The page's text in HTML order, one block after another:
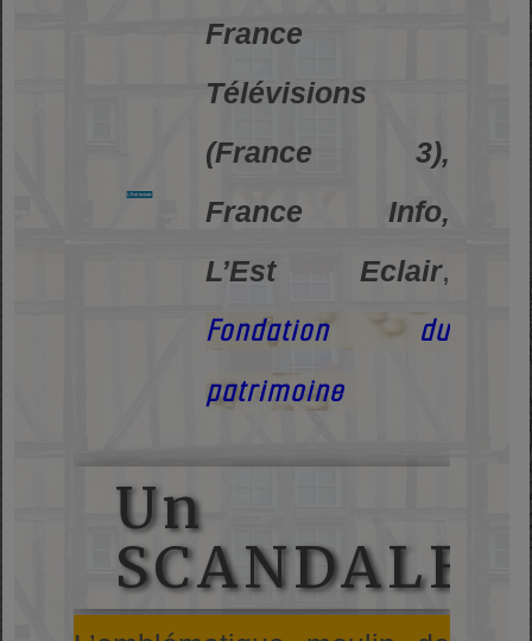
France
Télévisions
(France 3),
France Info,
L’Est Eclair,
Fondation du
patrimoine
Un
SCANDALE